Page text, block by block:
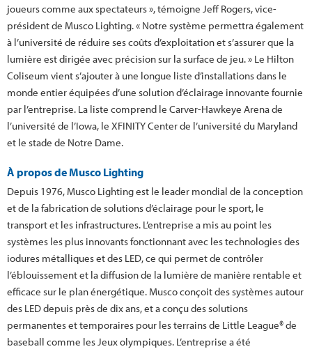
joueurs comme aux spectateurs », témoigne Jeff Rogers, vice-
président de Musco Lighting. « Notre système permettra également
à l’université de réduire ses coûts d’exploitation et s’assurer que la
lumière est dirigée avec précision sur la surface de jeu. » Le Hilton
Coliseum vient s’ajouter à une longue liste d’installations dans le
monde entier équipées d’une solution d’éclairage innovante fournie
par l’entreprise. La liste comprend le Carver-Hawkeye Arena de
l’université de l’Iowa, le XFINITY Center de l’université du Maryland
et le stade de Notre Dame.
À propos de Musco Lighting
Depuis 1976, Musco Lighting est le leader mondial de la conception
et de la fabrication de solutions d’éclairage pour le sport, le
transport et les infrastructures. L’entreprise a mis au point les
systèmes les plus innovants fonctionnant avec les technologies des
iodures métalliques et des LED, ce qui permet de contrôler
l’éblouissement et la diffusion de la lumière de manière rentable et
efficace sur le plan énergétique. Musco conçoit des systèmes autour
des LED depuis près de dix ans, et a conçu des solutions
permanentes et temporaires pour les terrains de Little League® de
baseball comme les Jeux olympiques. L’entreprise a été